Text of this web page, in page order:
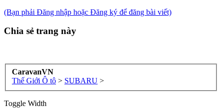
(Bạn phải Đăng nhập hoặc Đăng ký để đăng bài viết)
Chia sẻ trang này
CaravanVN
Thế Giới Ô tô > SUBARU >
Toggle Width